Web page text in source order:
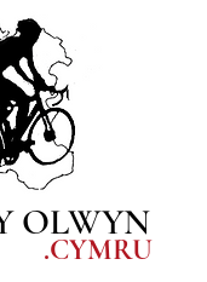
OLWYN
.CYMRU